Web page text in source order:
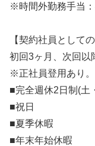
※時間外勤務手当
【契約社員として
初回3ヶ月、次回以
※正社員登用あり。
■完全週休2日制(土
■祝日
■夏季休暇
■年末年始休暇